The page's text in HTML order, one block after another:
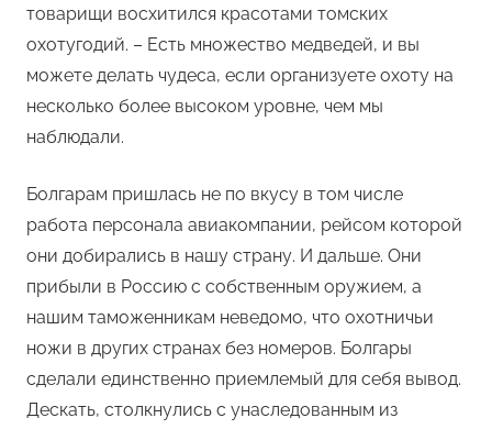
товарищи восхитился красотами томских
охотугодий. – Есть множество медведей, и вы
можете делать чудеса, если организуете охоту на
несколько более высоком уровне, чем мы
наблюдали.
Болгарам пришлась не по вкусу в том числе
работа персонала авиакомпании, рейсом которой
они добирались в нашу страну. И дальше. Они
прибыли в Россию с собственным оружием, а
нашим таможенникам неведомо, что охотничьи
ножи в других странах без номеров. Болгары
сделали единственно приемлемый для себя вывод.
Дескать, столкнулись с унаследованным из